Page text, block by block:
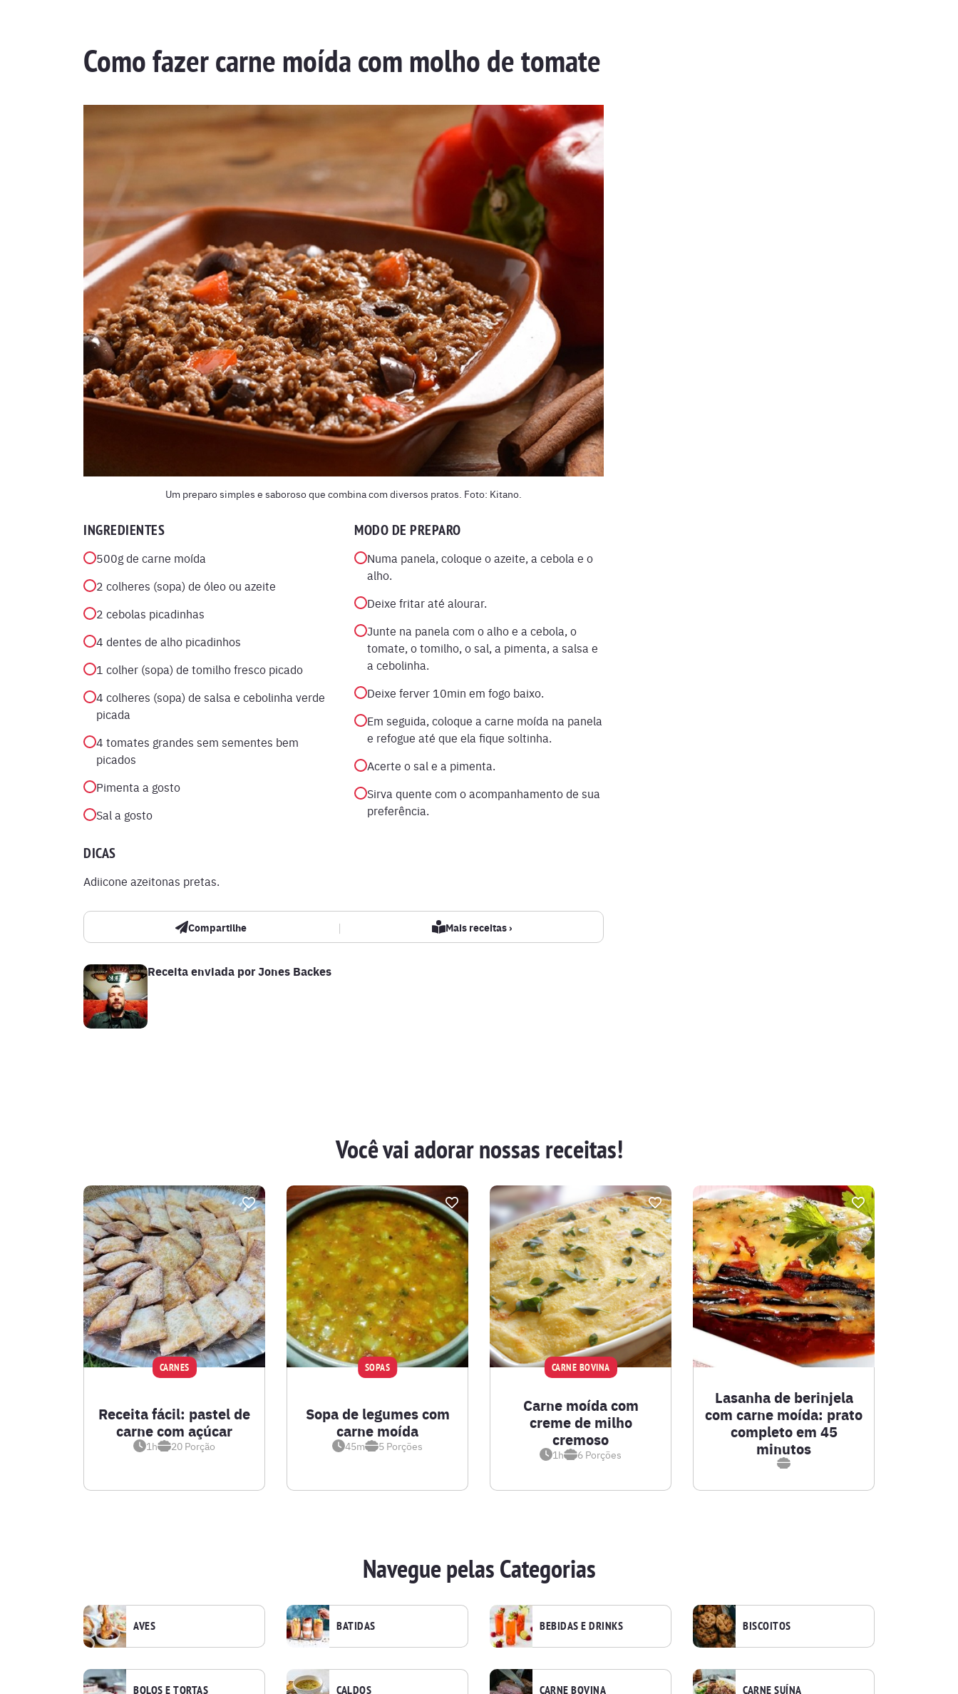
Como fazer carne moída com molho de tomate
Um preparo simples e saboroso que combina com diversos pratos. Foto: Kitano.
INGREDIENTES
500g de carne moída
2 colheres (sopa) de óleo ou azeite
2 cebolas picadinhas
4 dentes de alho picadinhos
1 colher (sopa) de tomilho fresco picado
4 colheres (sopa) de salsa e cebolinha verde
picada
4 tomates grandes sem sementes bem
picados
Pimenta a gosto
Sal a gosto
MODO DE PREPARO
Numa panela, coloque o azeite, a cebola e o
alho.
Deixe fritar até alourar.
Junte na panela com o alho e a cebola, o
tomate, o tomilho, o sal, a pimenta, a salsa e
a cebolinha.
Deixe ferver 10min em fogo baixo.
Em seguida, coloque a carne moída na panela
e refogue até que ela fique soltinha.
Acerte o sal e a pimenta.
Sirva quente com o acompanhamento de sua
preferência.
DICAS
Adiicone azeitonas pretas.
Compartilhe | Mais receitas ›
Receita enviada porJones Backes
Você vai adorar nossas receitas!
CARNES
Receita fácil: pastel de
carne com açúcar
1h 20 Porção
SOPAS
Sopa de legumes com
carne moída
45m 5 Porções
CARNE BOVINA
Carne moída com
creme de milho
cremoso
1h 6 Porções
Lasanha de berinjela
com carne moída: prato
completo em 45
minutos
Navegue pelas Categorias
AVES BATIDAS BEBIDAS E DRINKS BISCOITOS
BOLOS E TORTAS CALDOS CARNE BOVINA CARNE SUÍNA